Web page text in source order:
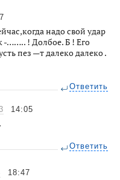
надо свой удар
-…….. ! Долбое. Б ! Его
пез —т далеко далеко .
Ответить
14:05
Ответить
18:47